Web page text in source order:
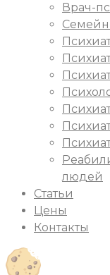
Врач-
людей
Статьи
Цены
Контакты